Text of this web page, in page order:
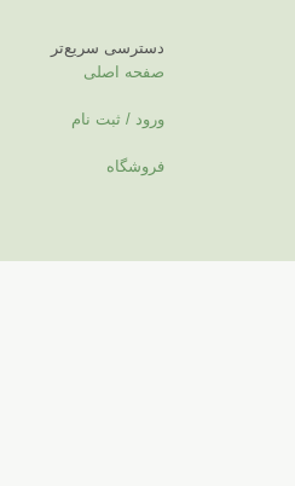
دسترسی سریع‌تر
صفحه اصلی
ورود / ثبت نام
فروشگاه